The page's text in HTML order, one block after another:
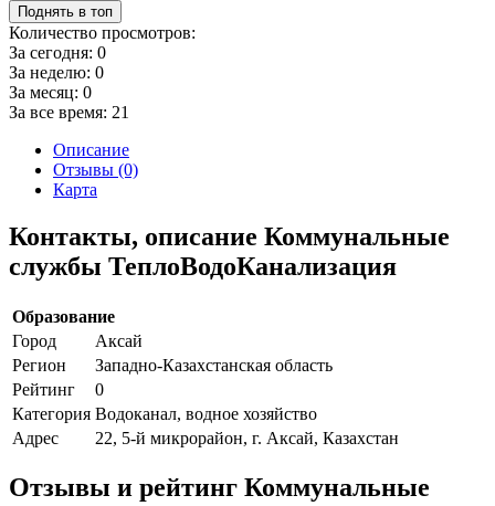
Поднять в топ
Количество просмотров:
За сегодня: 0
За неделю: 0
За месяц: 0
За все время: 21
Описание
Отзывы (0)
Карта
Контакты, описание Коммунальные
службы ТеплоВодоКанализация
Образование
Город
Аксай
Регион
Западно-Казахстанская область
Рейтинг
0
Категория Водоканал, водное хозяйство
Адрес
22, 5-й микрорайон, г. Аксай, Казахстан
Отзывы и рейтинг Коммунальные